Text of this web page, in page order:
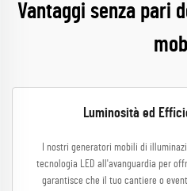
Vantaggi senza pari
Luminosità ed
I nostri generatori mobili di
tecnologia LED all'avanguardia per
garantisce che il tuo cantiere o